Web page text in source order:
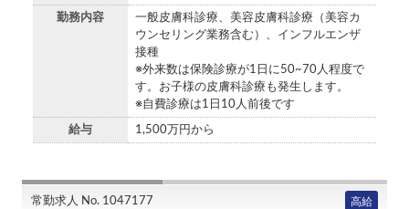
勤務内容
一般皮膚科診療、美容皮膚科診療（美容カ
ウンセリング業務含む）、インフルエンザ
接種
※外来数は保険診療が1日に50~70人程度で
す。お子様の皮膚科診療も発生します。
※自費診療は1日10人前後です
給与 1,500万円から
常勤求人 No. 1047177 高給